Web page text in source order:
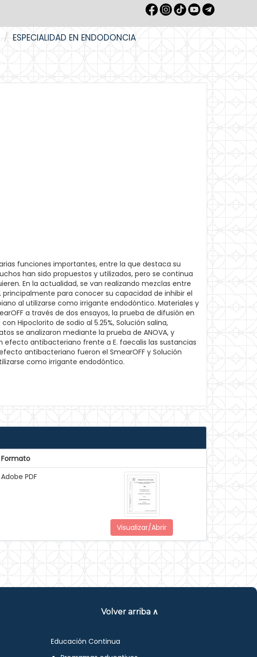
ESPECIALIDAD EN ENDODONCIA
funciones importantes, entre la que destaca su
han sido propuestos y utilizados, pero se continua
En la actualidad, se van realizando mezclas entre
para conocer su capacidad de inhibir el
al utilizarse como irrigante endodóntico. Materiales y
a través de dos ensayos, la prueba de difusión en
Hipoclorito de sodio al 5.25%, Solución salina,
se analizaron mediante la prueba de ANOVA, y
efecto antibacteriano frente a E. faecalis las sustancias
antibacteriano fueron el SmearOFF y Solución
como irrigante endodóntico.
Formato
Adobe PDF
Visualizar/Abrir
Volver arriba ∧
Educación Continua